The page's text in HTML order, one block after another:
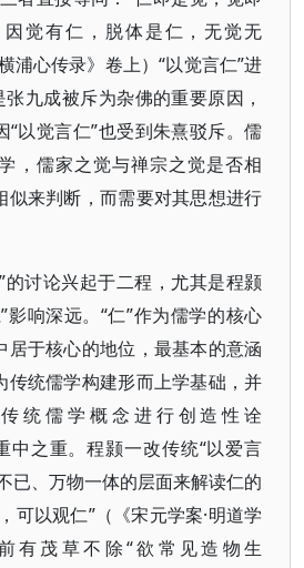
觉有仁，脱体是仁，无觉无
浦心传录》卷上）“以觉言仁”进
九成被斥为杂佛的重要原因，
“以觉言仁”也受到朱熹驳斥。儒
，儒家之觉与禅宗之觉是否相
似来判断，而需要对其思想进行
的讨论兴起于二程，尤其是程颢
影响深远。“仁”作为儒学的核心
居于核心的地位，最基本的意涵
传统儒学构建形而上学基础，并
统儒学概念进行创造性诠
中之重。程颢一改传统“以爱言
已、万物一体的层面来解读仁的
可以观仁”（《宋元学案·明道学
有茂草不除“欲常见造物生